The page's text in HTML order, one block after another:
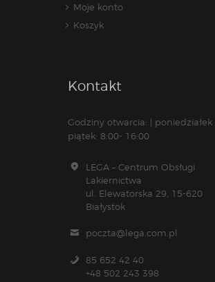
Moje konto
Koszyk
Kontakt
Godziny otwarcia: | poniedziałek
piątek: 8:00- 16:00
LEGA – Centrum Obsługi
Lakiernictwa
ul. Elewatorska 29, 15-620
Białystok
poczta@lega.com.pl
85 652 42 40
+48 502 243 398